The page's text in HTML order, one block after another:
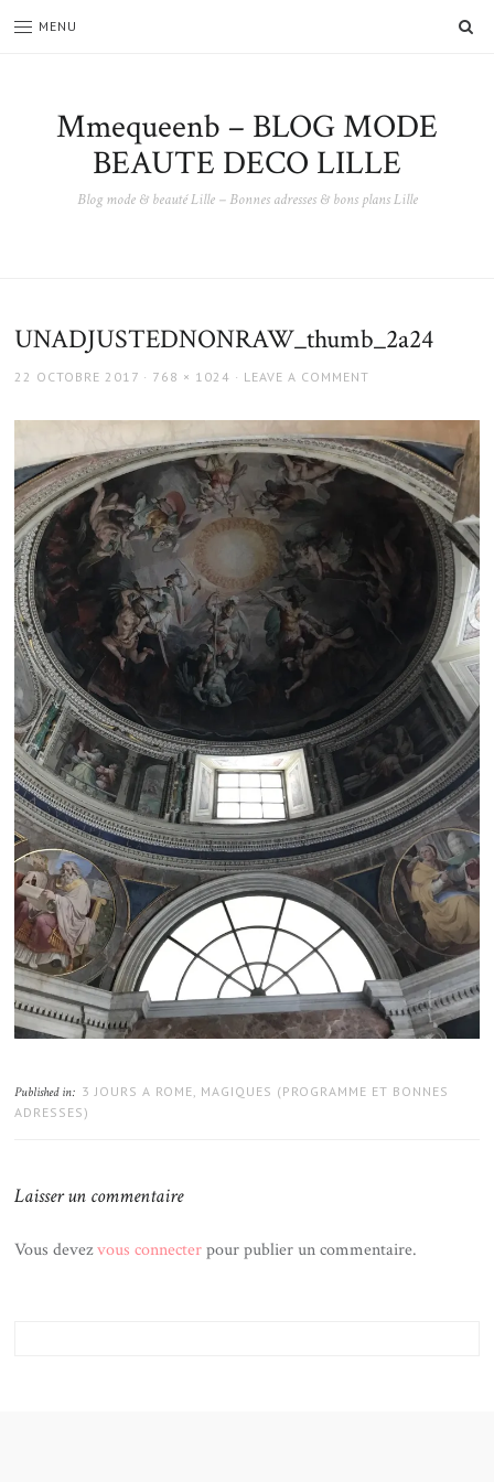
MENU
Mmequeenb – BLOG MODE
BEAUTE DECO LILLE
Blog mode & beauté Lille – Bonnes adresses & bons plans Lille
UNADJUSTEDNONRAW_thumb_2a24
POSTED
22 OCTOBRE 2017
FULL
768 × 1024 LEAVE A COMMENT
Published in: 3 JOURS A ROME, MAGIQUES (PROGRAMME ET BONNES
ADRESSES)
Laisser un commentaire
Vous devezvous connecterpour publier un commentaire.